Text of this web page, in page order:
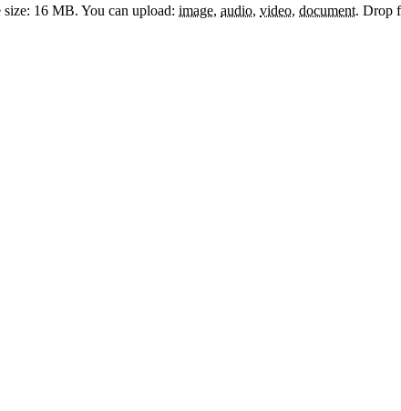
size: 16 MB. You can upload: image, audio, video, document. Drop